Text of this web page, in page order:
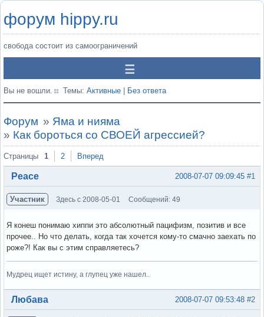
форум hippy.ru
свобода состоит из самоограничений
Вы не вошли. Темы: Активные Без ответа
Форум » Яма и нияма
» Как бороться со СВОЕЙ агрессией?
Страницы 1 2 Вперед
#1
2008-07-07 09:09:45
Peace
Участник Здесь с 2008-05-01 Сообщений: 49
Я конеш понимаю хиппи это абсолютный пацифизм, позитив и все
прочее.. Но что делать, когда так хочется кому-то смачно заехать по
роже?! Как вы с этим справляетесь?
Мудрец ищет истину, а глупец уже нашел..
Вне форума #2
2008-07-07 09:53:48
Любава